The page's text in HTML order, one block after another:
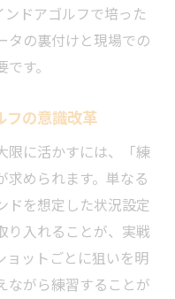
ンドアゴルフで培った
タの裏付けと現場での
す。
フの意識改革
限に活かすには、「練
求められます。単なる
ドを想定した状況設定
り入れることが、実戦
ョットごとに狙いを明
ながら練習することが